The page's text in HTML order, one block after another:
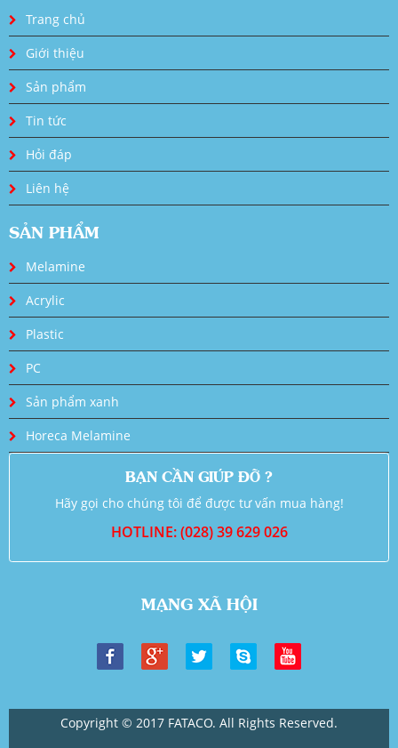
Trang chủ
Giới thiệu
Sản phẩm
Tin tức
Hỏi đáp
Liên hệ
SẢN PHẨM
Melamine
Acrylic
Plastic
PC
Sản phẩm xanh
Horeca Melamine
BẠN CẦN GIÚP ĐỠ ?
Hãy gọi cho chúng tôi để được tư vấn mua hàng!
HOTLINE: (028) 39 629 026
MẠNG XÃ HỘI
Copyright © 2017 FATACO. All Rights Reserved.